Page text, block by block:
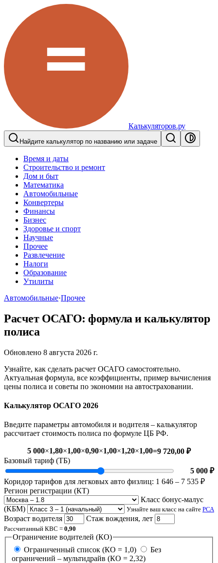
Калькуляторов.ру
Найдите калькулятор по названию или задаче
Время и даты
Строительство и ремонт
Дом и быт
Математика
Автомобильные
Конвертеры
Финансы
Бизнес
Здоровье и спорт
Научные
Прочее
Развлечение
Налоги
Образование
Утилиты
Автомобильные·Прочее
Расчет ОСАГО: формула и калькулятор
полиса
Обновлено 8 августа 2026 г.
Узнайте, как сделать расчет ОСАГО самостоятельно.
Актуальная формула, все коэффициенты, пример вычисления
цены полиса и советы по экономии на автостраховании.
Калькулятор ОСАГО 2026
Введите параметры автомобиля и водителя – калькулятор
рассчитает стоимость полиса по формуле ЦБ РФ.
5 000×1,80×1,00×0,90×1,00×1,20×1,00=9 720,00 ₽
Базовый тариф (ТБ)
5 000 ₽
Коридор тарифов для легковых авто физлиц: 1 646 – 7 535 ₽
Регион регистрации (КТ)
Класс бонус-малус
(КБМ)
Узнайте ваш класс на сайте РСА
Возраст водителя Стаж вождения, лет
Рассчитанный КВС = 0,90
Ограничение водителей (КО)
Ограниченный список (КО = 1,0)
ограничений – мультидрайв (КО = 2,32)